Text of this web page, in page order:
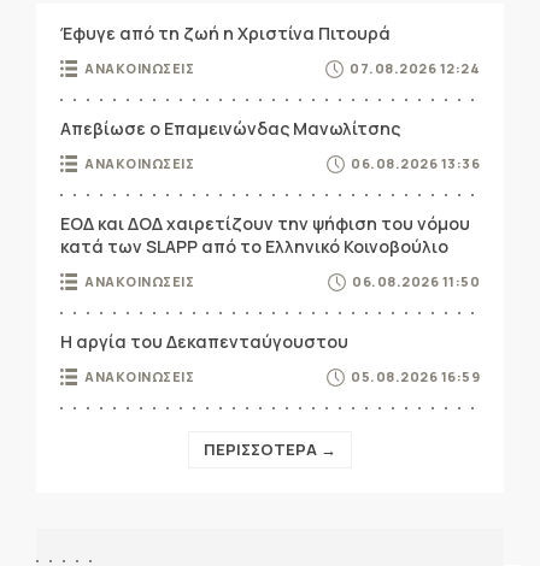
Έφυγε από τη ζωή η Χριστίνα Πιτουρά
ΑΝΑΚΟΙΝΩΣΕΙΣ 07.08.2026 12:24
Απεβίωσε ο Επαμεινώνδας Μανωλίτσης
ΑΝΑΚΟΙΝΩΣΕΙΣ 06.08.2026 13:36
ΕΟΔ και ΔΟΔ χαιρετίζουν την ψήφιση του νόμου
κατά των SLAPP από το Ελληνικό Κοινοβούλιο
ΑΝΑΚΟΙΝΩΣΕΙΣ 06.08.2026 11:50
Η αργία του Δεκαπενταύγουστου
ΑΝΑΚΟΙΝΩΣΕΙΣ 05.08.2026 16:59
ΠΕΡΙΣΣΟΤΕΡΑ →